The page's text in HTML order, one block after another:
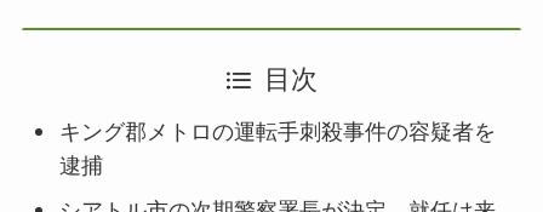
目次
キング郡メトロの運転手刺殺事件の容疑者を
逮捕